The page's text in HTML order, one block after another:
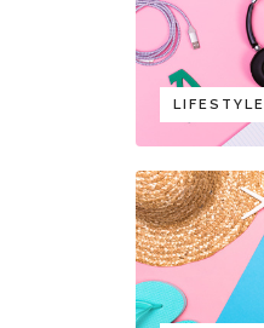
LIFESTYLE